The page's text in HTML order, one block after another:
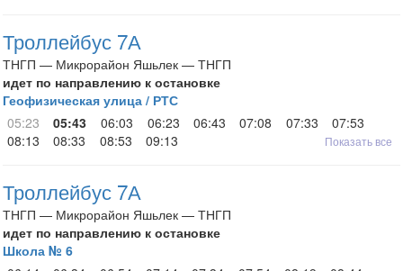
Троллейбус 7А
ТНГП — Микрорайон Яшьлек — ТНГП
идет по направлению к остановке
Геофизическая улица / РТС
05:23
05:43 06:03 06:23 06:43 07:08 07:33
07:53
08:13
08:33 08:53 09:13 Показать все
Троллейбус 7А
ТНГП — Микрорайон Яшьлек — ТНГП
идет по направлению к остановке
Школа № 6